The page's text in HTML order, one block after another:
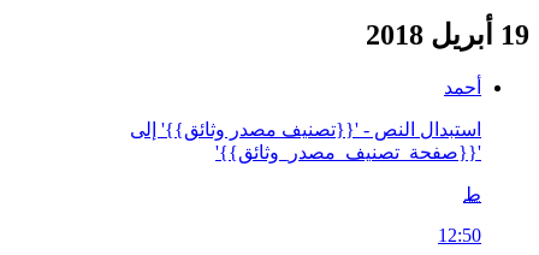
19 أبريل 2018
أحمد
استبدال النص - '{{تصنيف مصدر وثائق}}' إلى
'{{صفحة_تصنيف_مصدر_وثائق}}'
ط
12:50